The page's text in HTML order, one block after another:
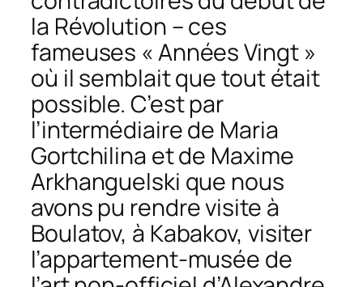
la Révolution – ces
fameuses « Années Vingt »
où il semblait que tout était
possible. C’est par
l’intermédiaire de Maria
Gortchilina et de Maxime
Arkhanguelski que nous
avons pu rendre visite à
Boulatov, à Kabakov, visiter
l’appartement-musée de